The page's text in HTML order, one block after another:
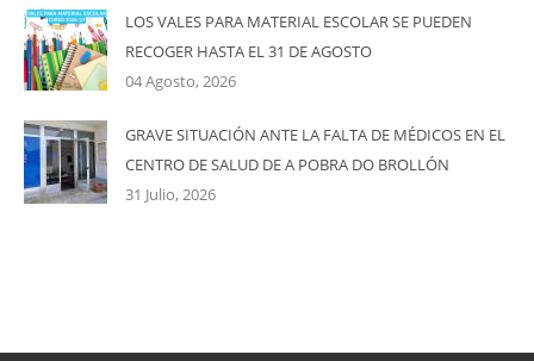
LOS VALES PARA MATERIAL ESCOLAR SE PUEDEN
RECOGER HASTA EL 31 DE AGOSTO
04 Agosto, 2026
GRAVE SITUACIÓN ANTE LA FALTA DE MÉDICOS EN EL
CENTRO DE SALUD DE A POBRA DO BROLLÓN
31 Julio, 2026